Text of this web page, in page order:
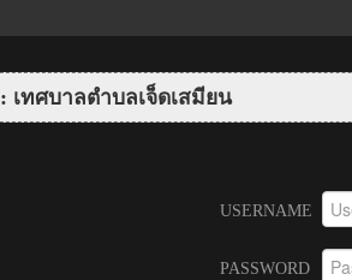
เทศบาลตำบลเจ็ดเสมียน
USERNAME
PASSWORD